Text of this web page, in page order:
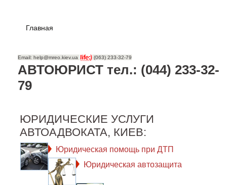
Главная
Email: help@mreo.kiev.ua (063) 233-32-79
АВТОЮРИСТ тел.: (044) 233-32-
79
ЮРИДИЧЕСКИЕ УСЛУГИ
АВТОАДВОКАТА, КИЕВ:
Юридическая помощь при ДТП
Юридическая автозащита